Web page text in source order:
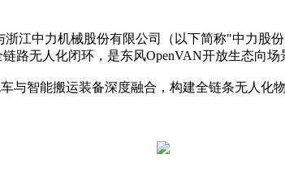
江中力机械股份有限公司（以下简称"中力股
无人化闭环，是东风OpenVAN开放生态向场
与智能搬运装备深度融合，构建全链条无人